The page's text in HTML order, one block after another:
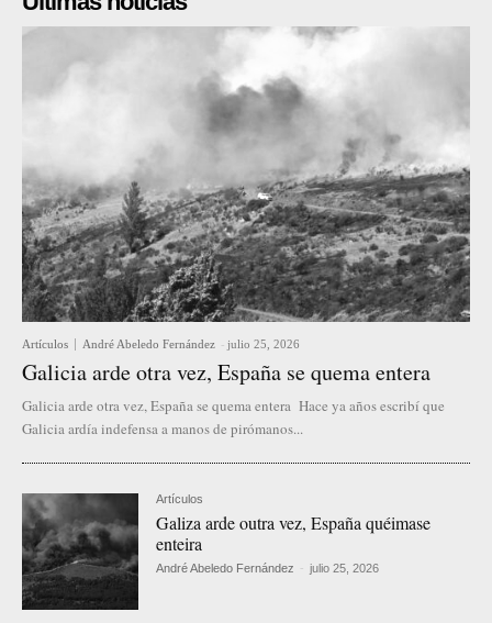
Artículos André Abeledo Fernández - julio 25, 2026
Galicia arde otra vez, España se quema entera
Galicia arde otra vez, España se quema entera Hace ya años escribí que
Galicia ardía indefensa a manos de pirómanos...
Artículos
Galiza arde outra vez, España quéimase
enteira
André Abeledo Fernández - julio 25, 2026